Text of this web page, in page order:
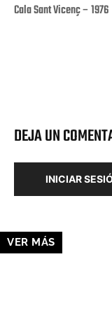
Cala Sant Vicenç – 1976
DEJA UN
INICIAR
VER MÁS